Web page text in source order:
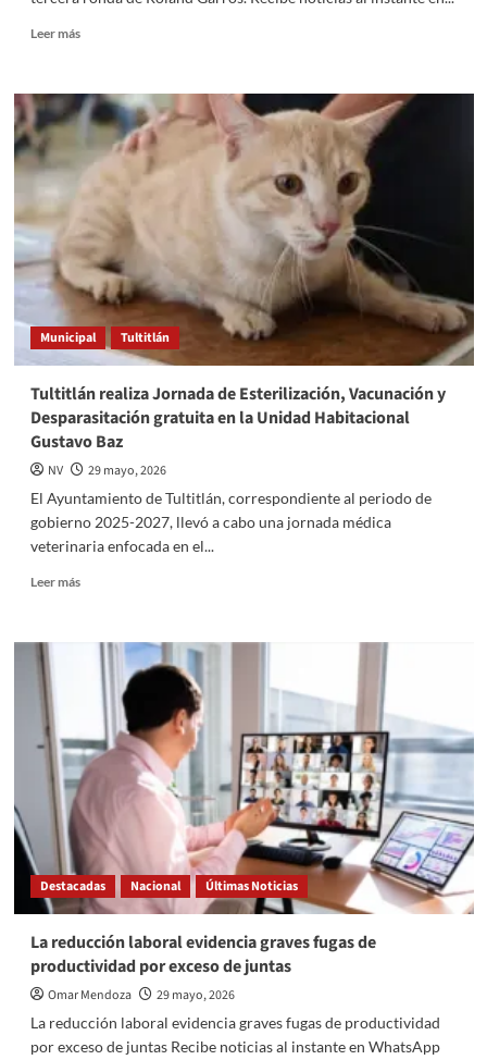
Leer másRead
Novak
Djokovic
domina
su
partido
Joao
Fonseca
en
tercera
ronda
de
Roland
Municipal Tultitlán
Tultitlán realiza Jornada de Esterilización, Vacunación y
Desparasitación gratuita en la Unidad Habitacional
Gustavo Baz
NV
29 mayo, 2026
El Ayuntamiento de Tultitlán, correspondiente al periodo de
gobierno 2025-2027, llevó a cabo una jornada médica
veterinaria enfocada en el...
Leer másRead
Tultitlán
realiza
Jornada
Esterilización,
Vacunación
y
Desparasitación
gratuita
en
la
Unidad
Habitacional
Gustavo
Destacadas Nacional Últimas Noticias
La reducción laboral evidencia graves fugas de
productividad por exceso de juntas
Omar Mendoza
29 mayo, 2026
La reducción laboral evidencia graves fugas de productividad
por exceso de juntas Recibe noticias al instante en WhatsApp